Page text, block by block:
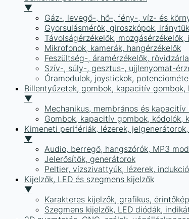
▼
Gáz-, levegő-, hő-, fény-, víz- és
Gyorsulásmérők, giroszkópok,
Távolságérzékelők,
Mikrofonok, kamerák, hangérzékelők
Feszültség-, áramérzékelők,
Szív-, súly-, gesztus-, ujjlenyomat-
Óramodulok, joystickok,
Billentyűzetek, gombok, kapacitív gombok,
▼
Mechanikus, membrános és
Gombok, kapacitív gombok, kódolók,
Kimeneti perifériák, lézerek,
▼
Audio, berregő, hangszórók, MP3
Jelerősítők, generátorok
Peltier, vízszivattyúk, lézerek,
Kijelzők, LED és szegmens kijelzők
▼
Karakteres kijelzők, grafikus,
Szegmens kijelzők, LED diódák,